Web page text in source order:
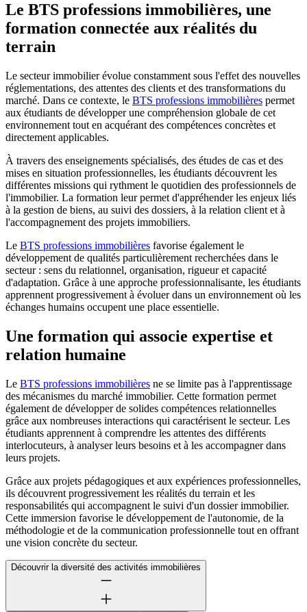
Le BTS professions immobilières, une
formation connectée aux réalités du
terrain
Le secteur immobilier évolue constamment sous l'effet des nouvelles
réglementations, des attentes des clients et des transformations du
marché. Dans ce contexte, le BTS professions immobilières permet
aux étudiants de développer une compréhension globale de cet
environnement tout en acquérant des compétences concrètes et
directement applicables.
À travers des enseignements spécialisés, des études de cas et des
mises en situation professionnelles, les étudiants découvrent les
différentes missions qui rythment le quotidien des professionnels de
l'immobilier. La formation leur permet d'appréhender les enjeux liés
à la gestion de biens, au suivi des dossiers, à la relation client et à
l'accompagnement des projets immobiliers.
Le BTS professions immobilières favorise également le
développement de qualités particulièrement recherchées dans le
secteur : sens du relationnel, organisation, rigueur et capacité
d'adaptation. Grâce à une approche professionnalisante, les étudiants
apprennent progressivement à évoluer dans un environnement où les
échanges humains occupent une place essentielle.
Une formation qui associe expertise et
relation humaine
Le BTS professions immobilières ne se limite pas à l'apprentissage
des mécanismes du marché immobilier. Cette formation permet
également de développer de solides compétences relationnelles
grâce aux nombreuses interactions qui caractérisent le secteur. Les
étudiants apprennent à comprendre les attentes des différents
interlocuteurs, à analyser leurs besoins et à les accompagner dans
leurs projets.
Grâce aux projets pédagogiques et aux expériences professionnelles,
ils découvrent progressivement les réalités du terrain et les
responsabilités qui accompagnent le suivi d'un dossier immobilier.
Cette immersion favorise le développement de l'autonomie, de la
méthodologie et de la communication professionnelle tout en offrant
une vision concrète du secteur.
Découvrir la diversité des activités immobilières